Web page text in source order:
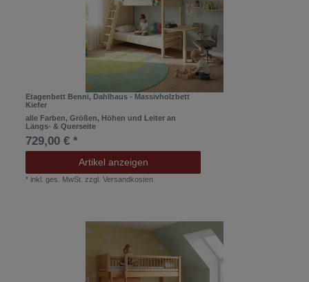
Etagenbett Benni, Dahlhaus - Massivholzbett
Kiefer
alle Farben, Größen, Höhen und Leiter an
Längs- & Querseite
729,00 € *
Artikel anzeigen
* inkl. ges. MwSt. zzgl.Versandkosten